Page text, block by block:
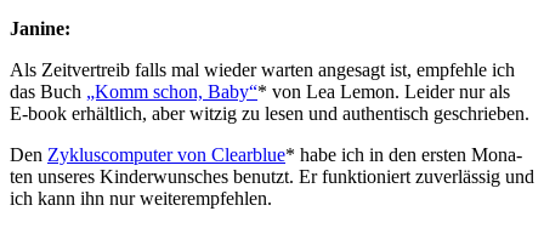
Jani­ne:
Als Zeit­ver­treib falls mal wie­der war­ten ange­sagt ist, emp­feh­le ich
das Buch „Komm schon, Baby“* von Lea Lemon. Lei­der nur als
E‑book erhält­lich, aber wit­zig zu lesen und authen­tisch geschrie­ben.
Den Zyklus­com­pu­ter von Cle­ar­blue* habe ich in den ers­ten Mona­
ten unse­res Kin­der­wun­sches benutzt. Er funk­tio­niert zuver­läs­sig und
ich kann ihn nur wei­ter­emp­feh­len.